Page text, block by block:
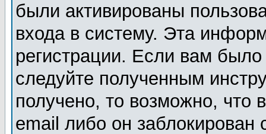
были активированы
входа в систему. Эта
регистрации. Если вам
следуйте полученным
получено, то возможно, что
email либо он